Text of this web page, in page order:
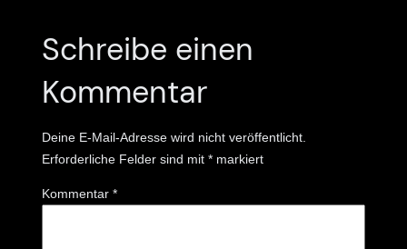
Schreibe einen
Kommentar
Deine E-Mail-Adresse wird nicht veröffentlicht.
Erforderliche Felder sind mit * markiert
Kommentar *